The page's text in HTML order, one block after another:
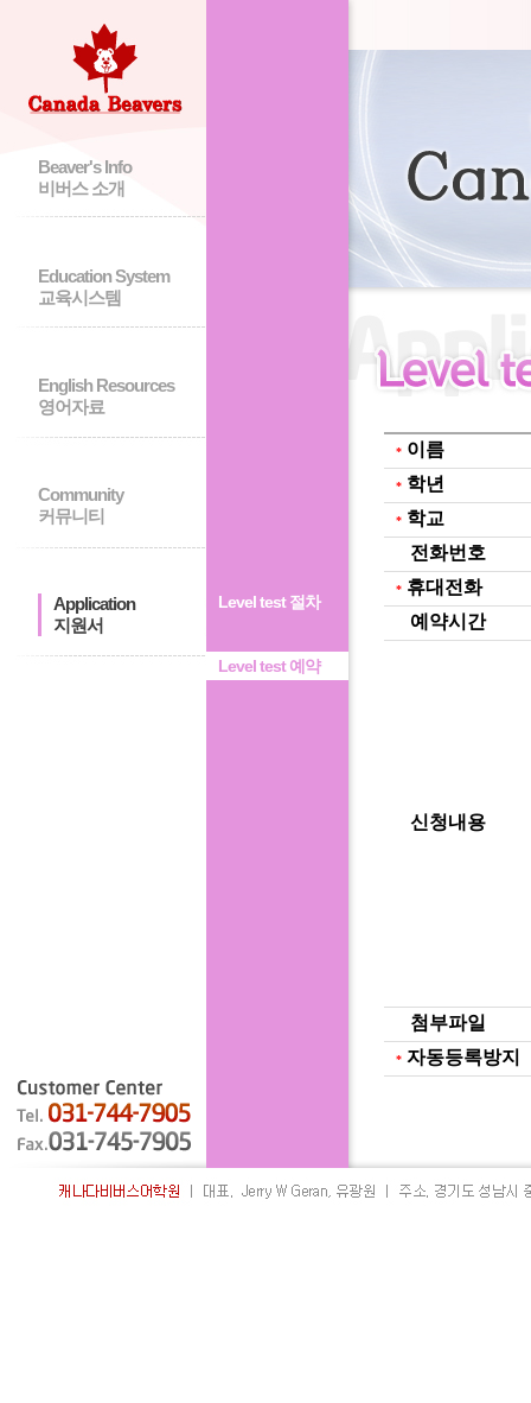
Beaver's Info
비버스 소개
Education System
교육시스템
English Resources
영어자료
Community
커뮤니티
Application
지원서
Level test 절차
Level test 예약
* 이름
* 학년
* 학교
전화번호
* 휴대전화
예약시간
신청내용
첨부파일
* 자동등록방지